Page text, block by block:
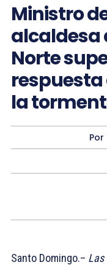
Ministro
alcaldesa
Norte
respuesta
la
Por
Santo Domingo.– Las